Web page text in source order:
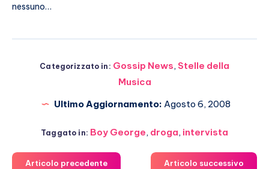
nessuno…
Categorizzato in: Gossip News, Stelle della
Musica
Ultimo Aggiornamento: Agosto 6, 2008
Taggato in: Boy George, droga, intervista
Articolo precedente Articolo successivo